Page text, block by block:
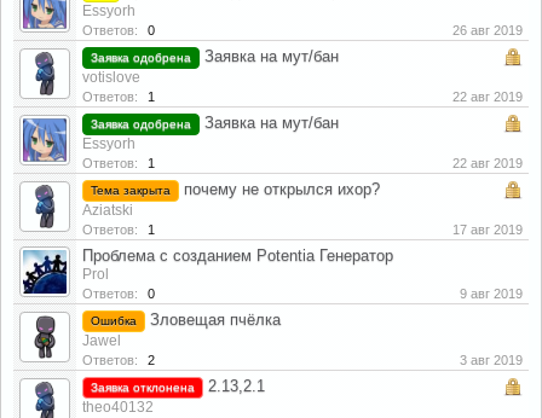
Essyorh
Ответов: 0 26 авг 2019
Заявка одобрена Заявка на мут/бан
votislove
Ответов: 1 22 авг 2019
Заявка одобрена Заявка на мут/бан
Essyorh
Ответов: 1 22 авг 2019
Тема закрыта почему не открылся ихор?
Aziatski
Ответов: 1 17 авг 2019
Проблема с созданием Potentia Генератор
Prol
Ответов: 0 9 авг 2019
Ошибка Зловещая пчёлка
Jawel
Ответов: 2 3 авг 2019
Заявка отклонена 2.13,2.1
theo40132